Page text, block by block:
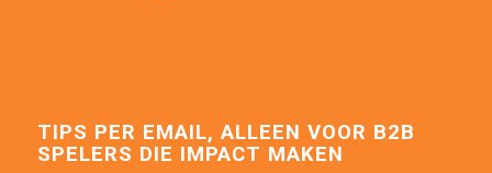
TIPS PER EMAIL, ALLEEN VOOR B2B
SPELERS DIE IMPACT MAKEN